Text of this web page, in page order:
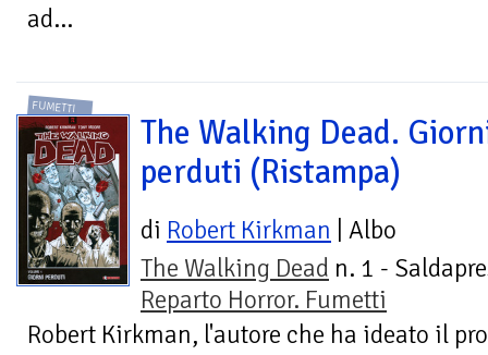
ad...
FUMETTI
The Walking Dead.
perduti (Ristampa)
di Robert Kirkman | Albo
The Walking Dead n. 1 -
Reparto Horror. Fumetti
Robert Kirkman, l'autore che ha ideato il